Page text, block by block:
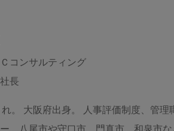
コンサルティング
長
れ。 大阪府出身。 人事評価制度、管